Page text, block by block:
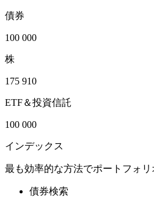
債券
100 000
株
175 910
ETF＆投資信託
100 000
インデックス
最も効率的な方法でポートフォリ
債券検索